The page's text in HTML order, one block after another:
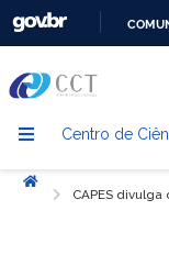
Centro de
Início
CAPES